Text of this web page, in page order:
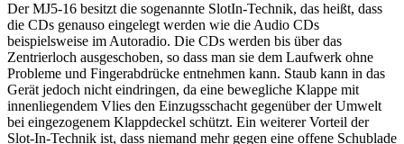
Der MJ5-16 besitzt die sogenannte SlotIn-Technik, das heißt, dass
die CDs genauso eingelegt werden wie die Audio CDs
beispielsweise im Autoradio. Die CDs werden bis über das
Zentrierloch ausgeschoben, so dass man sie dem Laufwerk ohne
Probleme und Fingerabdrücke entnehmen kann. Staub kann in das
Gerät jedoch nicht eindringen, da eine bewegliche Klappe mit
innenliegendem Vlies den Einzugsschacht gegenüber der Umwelt
bei eingezogenem Klappdeckel schützt. Ein weiterer Vorteil der
Slot-In-Technik ist, dass niemand mehr gegen eine offene Schublade